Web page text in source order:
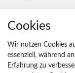
Unternehmen
Widerrufs­recht
Vertrag
Impressum
Cookies
Wir nutzen Cookies
essenziell, während
Erfahrung zu